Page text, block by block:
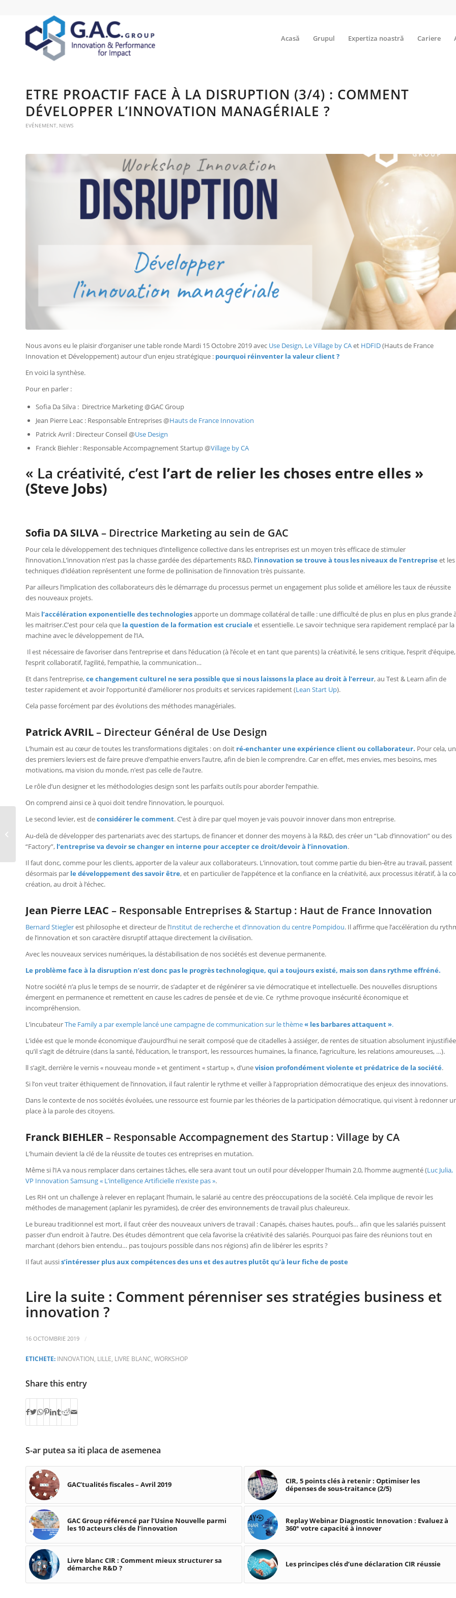
Acasă Grupul Expertiza noastră Cariere
ETRE PROACTIF FACE À LA DISRUPTION (3/4) : COMMENT
DÉVELOPPER L’INNOVATION MANAGÉRIALE ?
EVÉNEMENT, NEWS
Nous avons eu le plaisir d’organiser une table ronde Mardi 15 Octobre 2019 avec Use Design, Le Village by CAet HDFID(Hauts de France
Innovation et Développement) autour d’un enjeu stratégique : pourquoi réinventer la valeur client ?
En voici la synthèse.
Pour en parler :
Sofia Da Silva : Directrice Marketing @GAC Group
Jean Pierre Leac : Responsable Entreprises @Hauts de France Innovation
Patrick Avril : Directeur Conseil @Use Design
Franck Biehler : Responsable Accompagnement Startup @Village by CA
« La créativité, c’est l’art de relier les choses entre elles »
(Steve Jobs)
Sofia DA SILVA– Directrice Marketing au sein de GAC
Pour cela le développement des techniques d’intelligence collective dans les entreprises est un moyen très efficace de stimuler
l’innovation.L’innovation n’est pas la chasse gardée des départements R&D, l’innovation se trouve à tous les niveaux de l’entreprise et les
techniques d’idéation représentent une forme de pollinisation de l’innovation très puissante.
Par ailleurs l’implication des collaborateurs dès le démarrage du processus permet un engagement plus solide et améliore les taux de réussite
des nouveaux projets.
Mais l’accélération exponentielle des technologiesapporte un dommage collatéral de taille : une difficulté de plus en plus en plus grande
les maitriser.C’est pour cela que la question de la formation est cruciale et essentielle. Le savoir technique sera rapidement remplacé par la
machine avec le développement de l’IA.
Il est nécessaire de favoriser dans l’entreprise et dans l’éducation (à l’école et en tant que parents) la créativité, le sens critique, l’esprit d’équipe,
l’esprit collaboratif, l’agilité, l’empathie, la communication…
Et dans l’entreprise,ce changement culturel ne sera possible que si nous laissons la place au droit à l’erreur, au Test & Learn afin de
tester rapidement et avoir l’opportunité d’améliorer nos produits et services rapidement (Lean Start Up).
Cela passe forcément par des évolutions des méthodes managériales.
Patrick AVRIL– Directeur Général de Use Design
L’humain est au cœur de toutes les transformations digitales : on doit ré-enchanter une expérience client ou collaborateur. Pour cela, un
des premiers leviers est de faire preuve d’empathie envers l’autre, afin de bien le comprendre. Car en effet, mes envies, mes besoins, mes
motivations, ma vision du monde, n’est pas celle de l’autre.
Le rôle d’un designer et les méthodologies design sont les parfaits outils pour aborder l’empathie.
On comprend ainsi ce à quoi doit tendre l’innovation, le pourquoi.
Le second levier, est deconsidérer le comment. C’est à dire par quel moyen je vais pouvoir innover dans mon entreprise.
Au-delà de développer des partenariats avec des startups, de financer et donner des moyens à la R&D, des créer un “Lab d’innovation” ou des
“Factory”, l’entreprise va devoir se changer en interne pour accepter ce droit/devoir à l’innovation.
Il faut donc, comme pour les clients, apporter de la valeur aux collaborateurs. L’innovation, tout comme partie du bien-être au travail, passent
désormais par le développement des savoir être, et en particulier de l’appétence et la confiance en la créativité, aux processus itératif, à la
création, au droit à l’échec.
Jean Pierre LEAC – Responsable Entreprises & Startup : Haut de France Innovation
Bernard Stieglerest philosophe et directeur de l’Institut de recherche et d’innovation du centre Pompidou. Il affirme que l’accélération du
de l’innovation et son caractère disruptif attaque directement la civilisation.
Avec les nouveaux services numériques, la déstabilisation de nos sociétés est devenue permanente.
Le problème face à la disruption n’est donc pas le progrès technologique, qui a toujours existé, mais son dans rythme effréné.
Notre société n’a plus le temps de se nourrir, de s’adapter et de régénérer sa vie démocratique et intellectuelle. Des nouvelles disruptions
émergent en permanence et remettent en cause les cadres de pensée et de vie. Ce rythme provoque insécurité économique et
incompréhension.
L’incubateurThe Family a par exemple lancé une campagne de communication sur le thème« les barbares attaquent ».
L’idée est que le monde économique d’aujourd’hui ne serait composé que de citadelles à assiéger, de rentes de situation absolument
qu’il s’agit de détruire (dans la santé, l’éducation, le transport, les ressources humaines, la finance, l’agriculture, les relations amoureuses, …).
ll s’agit, derrière le vernis « nouveau monde » et gentiment « startup », d’unevision profondément violente et prédatrice de la société.
Si l’on veut traiter éthiquement de l’innovation, il faut ralentir le rythme et veiller à l’appropriation démocratique des enjeux des innovations.
Dans le contexte de nos sociétés évoluées, une ressource est fournie par les théories de la participation démocratique, qui visent à redonner
place à la parole des citoyens.
Franck BIEHLER– Responsable Accompagnement des Startup : Village by CA
L’humain devient la clé de la réussite de toutes ces entreprises en mutation.
Même si l’IA va nous remplacer dans certaines tâches, elle sera avant tout un outil pour développer l’humain 2.0, l’homme augmenté (Luc Julia,
VP Innovation Samsung « L’intelligence Artificielle n’existe pas ».
Les RH ont un challenge à relever en replaçant l’humain, le salarié au centre des préoccupations de la société. Cela implique de revoir les
méthodes de management (aplanir les pyramides), de créer des environnements de travail plus chaleureux.
Le bureau traditionnel est mort, il faut créer des nouveaux univers de travail : Canapés, chaises hautes, poufs… afin que les salariés puissent
passer d’un endroit à l’autre. Des études démontrent que cela favorise la créativité des salariés. Pourquoi pas faire des réunions tout en
marchant (dehors bien entendu… pas toujours possible dans nos régions) afin de libérer les esprits ?
Il faut aussis’intéresser plus aux compétences des uns et des autres plutôt qu’à leur fiche de poste
Lire la suite : Comment pérenniser ses stratégies business et
innovation ?
16 OCTOMBRIE 2019 /
ETICHETE: INNOVATION, LILLE, LIVRE BLANC, WORKSHOP
Share this entry
S-ar putea sa iti placa de asemenea
GAC’tualités fiscales – Avril 2019
CIR, 5 points clés à retenir : Optimiser les
dépenses de sous-traitance (2/5)
GAC Group référencé par l’Usine Nouvelle parmi
les 10 acteurs clés de l’innovation
Replay Webinar Diagnostic Innovation : Evaluez à
360° votre capacité à innover
Livre blanc CIR : Comment mieux structurer sa
démarche R&D ?
Les principes clés d’une déclaration CIR réussie
Etre proactif face à la
Pourquoi réinventer la
valeur client...